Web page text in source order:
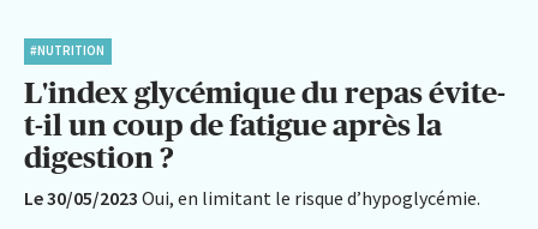
#NUTRITION
L'index glycémique du repas évite-
t-il un coup de fatigue après la
digestion ?
Le 30/05/2023 Oui, en limitant le risque d’hypoglycémie.